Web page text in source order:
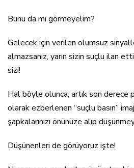
Bunu da mı görmeyelim?
Gelecek için verilen olumsuz
almazsanız, yarın sizin suçlu ilan
sizi!
Hal böyle olunca, artık son derece
olarak ezberlenen “suçlu basın”
şapkalarınızı önünüze alıp
Düşünenleri de görüyoruz işte!